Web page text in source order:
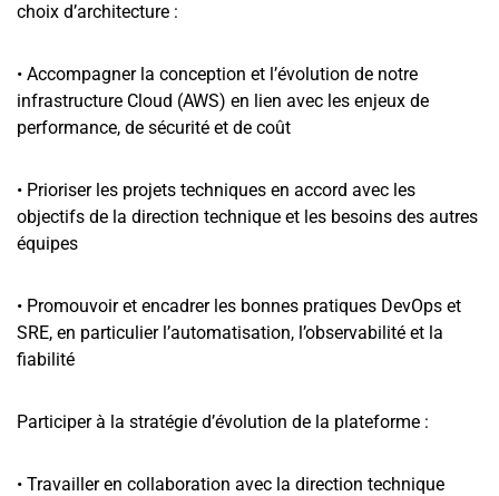
choix d’architecture :
• Accompagner la conception et l’évolution de notre
infrastructure Cloud (AWS) en lien avec les enjeux de
performance, de sécurité et de coût
• Prioriser les projets techniques en accord avec les
objectifs de la direction technique et les besoins des autres
équipes
• Promouvoir et encadrer les bonnes pratiques DevOps et
SRE, en particulier l’automatisation, l’observabilité et la
fiabilité
Participer à la stratégie d’évolution de la plateforme :
• Travailler en collaboration avec la direction technique